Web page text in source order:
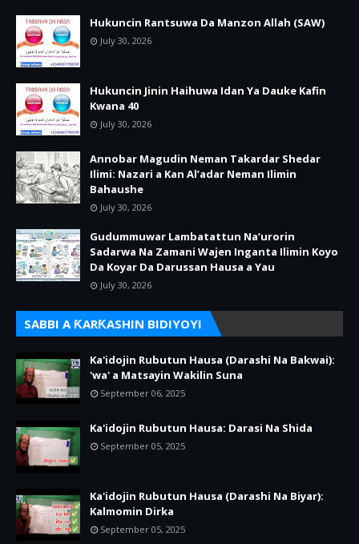
Hukuncin Rantsuwa Da Manzon Allah (SAW)
July 30, 2026
Hukuncin Jinin Haihuwa Idan Ya Dauke Kafin
Kwana 40
July 30, 2026
Annobar Magudin Neman Takardar Shedar
Ilimi: Nazari a Kan Al’adar Neman Ilimin
Bahaushe
July 30, 2026
Gudummuwar Lambatattun Na’urorin
Sadarwa Na Zamani Wajen Inganta Ilimin Koyo
Da Koyar Da Darussan Hausa a Yau
July 30, 2026
SABBI A ƘARƘASHIN BIDIYOYI
Ka'idojin Rubutun Hausa (Darashi Na Bakwai):
'wa' a Matsayin Wakilin Suna
September 06, 2025
Ka'idojin Rubutun Hausa: Darasi Na Shida
September 05, 2025
Ka'idojin Rubutun Hausa (Darashi Na Biyar):
Kalmomin Dirka
September 05, 2025